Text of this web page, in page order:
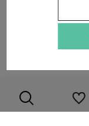
Sklep internetowy